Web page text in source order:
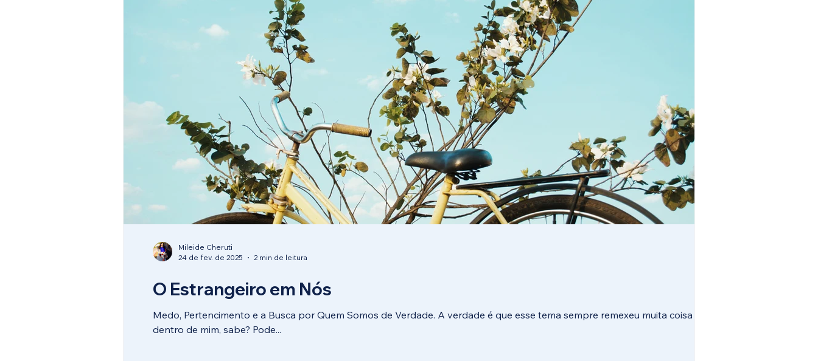
O Estrangeiro em Nós
Medo, Pertencimento e a Busca por Quem Somos de Verdade. A verdade é que esse tema sempre remexeu muita coisa
dentro de mim, sabe? Pode...
Mileide Cheruti
24 de fev. de 2025
2 min de leitura